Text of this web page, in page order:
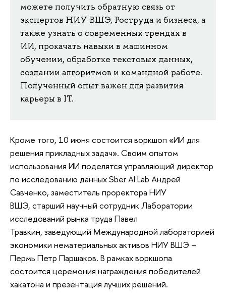
можете получить обратную связь от
экспертов НИУ ВШЭ, Роструда и бизнеса, а
также узнать о современных трендах в
ИИ, прокачать навыки в машинном
обучении, обработке текстовых данных,
создании алгоритмов и командной работе.
Полученный опыт важен для развития
карьеры в IT.
Кроме того, 10 июня состоится воркшоп «ИИ для
решения прикладных задач». Своим опытом
использования ИИ поделятся управляющий директор
по исследованию данных Sber AI Lab Андрей
Савченко, заместитель проректора НИУ
ВШЭ, старший научный сотрудник Лаборатории
исследований рынка труда Павел
Травкин, заведующий Международной лабораторией
экономики нематериальных активов НИУ ВШЭ –
Пермь Петр Паршаков. В рамках воркшопа
состоится церемония награждения победителей
хакатона и презентация лучших решений.